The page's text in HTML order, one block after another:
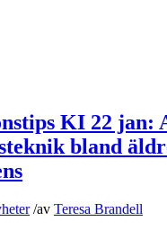
KI 22 jan:
bland
/av Teresa Brandell